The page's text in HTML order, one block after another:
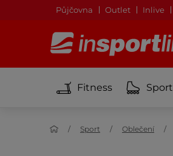
Půjčovna Outlet Inlive
Fitness Sport
Sport Oblečení